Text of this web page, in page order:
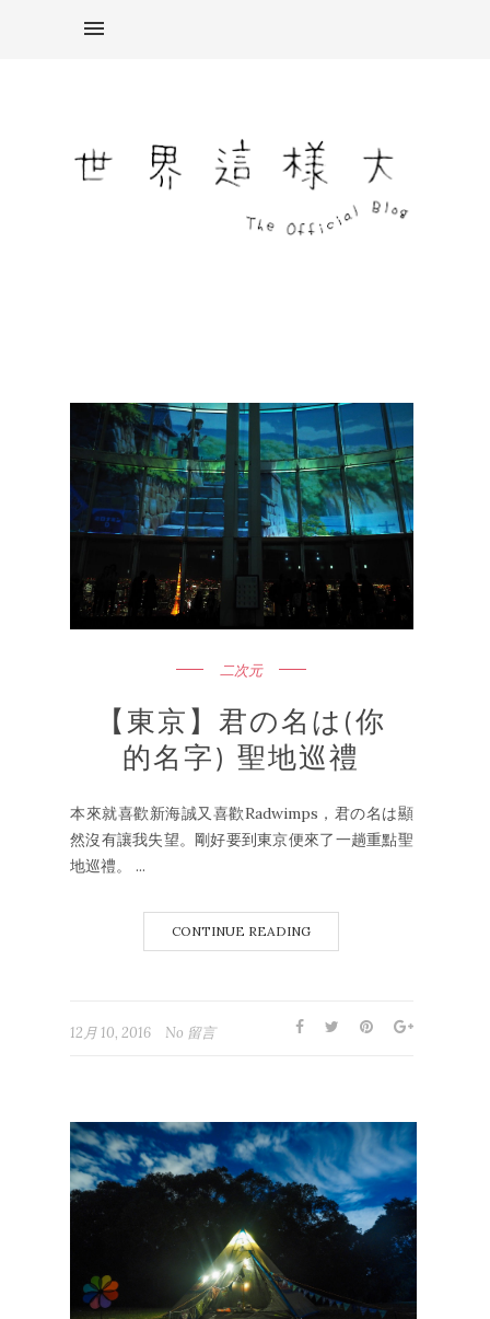
二次元
【東京】君の名は(你
的名字) 聖地巡禮
本來就喜歡新海誠又喜歡Radwimps，君の名は顯
然沒有讓我失望。剛好要到東京便來了一趟重點聖
地巡禮。 ...
CONTINUE READING
12月 10, 2016 No 留言